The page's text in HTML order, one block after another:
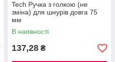
Tech Ручка з голкою (не
зміна) для шнурів довга 75
мм
В наявності
137,28 ₴